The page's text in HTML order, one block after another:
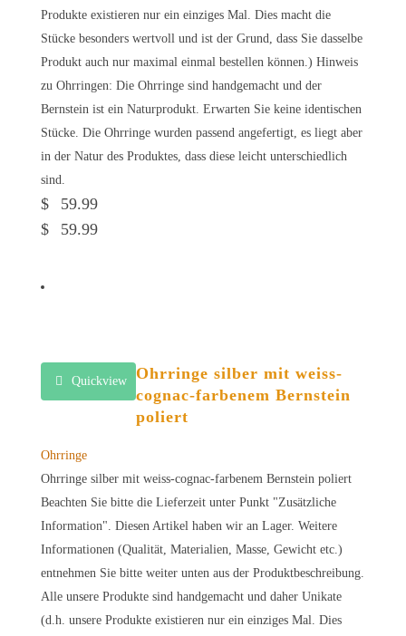
Produkte existieren nur ein einziges Mal. Dies macht die
Stücke besonders wertvoll und ist der Grund, dass Sie dasselbe
Produkt auch nur maximal einmal bestellen können.) Hinweis
zu Ohrringen: Die Ohrringe sind handgemacht und der
Bernstein ist ein Naturprodukt. Erwarten Sie keine identischen
Stücke. Die Ohrringe wurden passend angefertigt, es liegt aber
in der Natur des Produktes, dass diese leicht unterschiedlich
sind.
$
59.99
$
59.99
Quickview
Ohrringe silber mit weiss-
cognac-farbenem Bernstein
poliert
Ohrringe
Ohrringe silber mit weiss-cognac-farbenem Bernstein poliert
Beachten Sie bitte die Lieferzeit unter Punkt "Zusätzliche
Information". Diesen Artikel haben wir an Lager. Weitere
Informationen (Qualität, Materialien, Masse, Gewicht etc.)
entnehmen Sie bitte weiter unten aus der Produktbeschreibung.
Alle unsere Produkte sind handgemacht und daher Unikate
(d.h. unsere Produkte existieren nur ein einziges Mal. Dies